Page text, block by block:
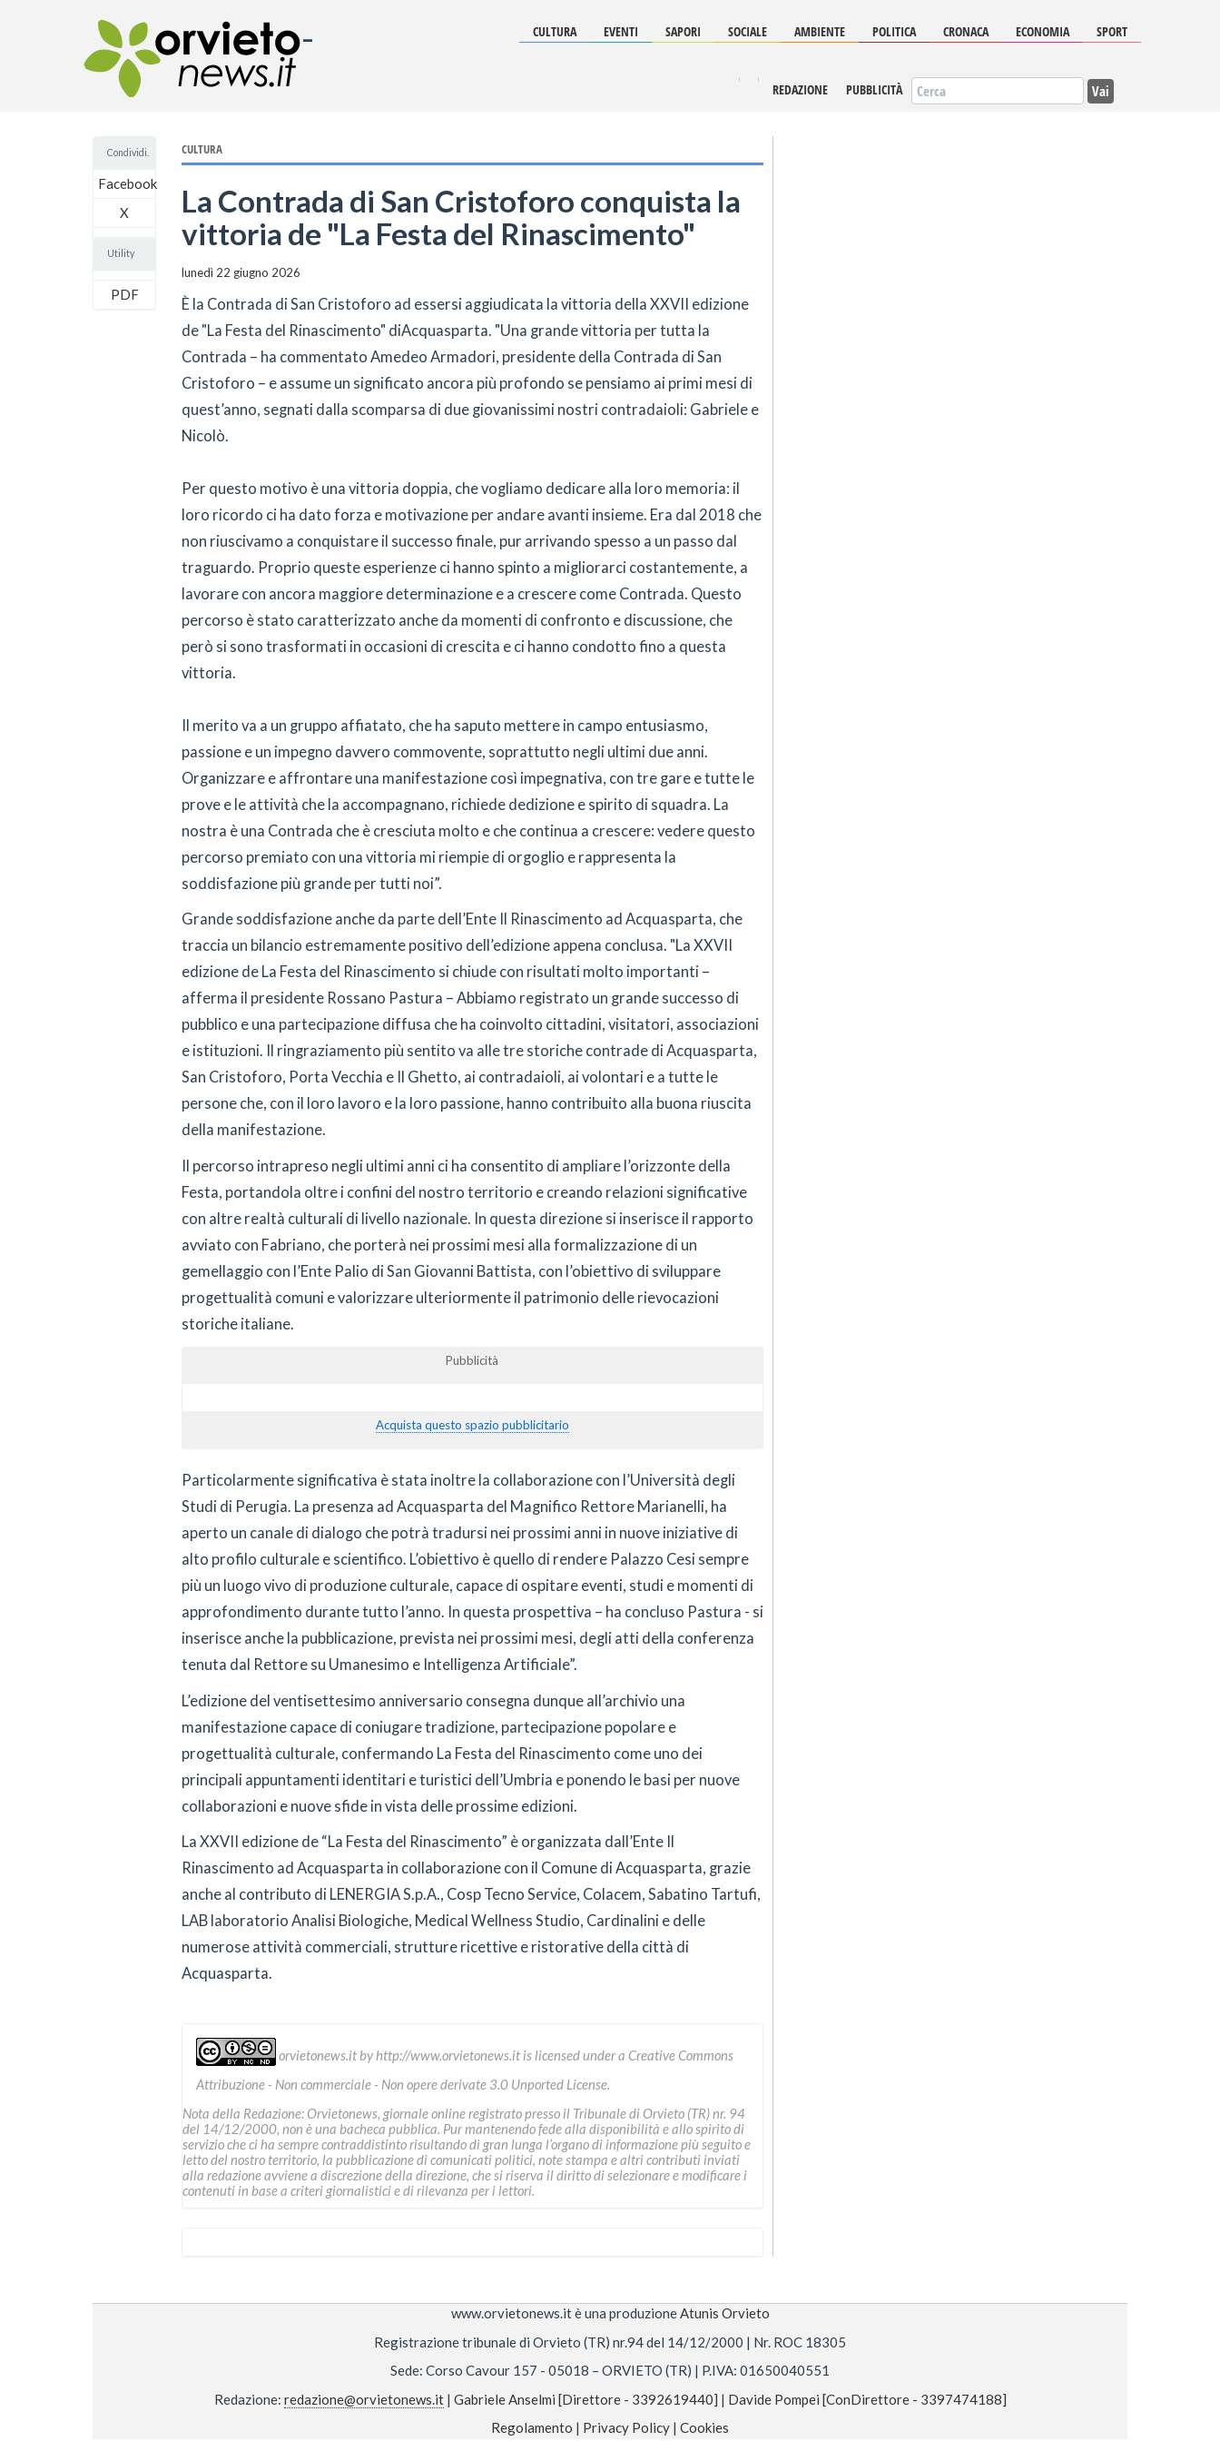
- CULTURA EVENTI SAPORI SOCIALE AMBIENTE POLITICA CRONACA ECONOMIA SPORT
REDAZIONE PUBBLICITÀ Vai
Condividi.
Facebook
X
Utility
PDF
CULTURA
La Contrada di San Cristoforo conquista la
vittoria de "La Festa del Rinascimento"
lunedì 22 giugno 2026
È la Contrada di San Cristoforo ad essersi aggiudicata la vittoria della XXVII edizione
de "La Festa del Rinascimento" diAcquasparta. "Una grande vittoria per tutta la
Contrada – ha commentato Amedeo Armadori, presidente della Contrada di San
Cristoforo – e assume un significato ancora più profondo se pensiamo ai primi mesi di
quest’anno, segnati dalla scomparsa di due giovanissimi nostri contradaioli: Gabriele e
Nicolò.
Per questo motivo è una vittoria doppia, che vogliamo dedicare alla loro memoria: il
loro ricordo ci ha dato forza e motivazione per andare avanti insieme. Era dal 2018 che
non riuscivamo a conquistare il successo finale, pur arrivando spesso a un passo dal
traguardo. Proprio queste esperienze ci hanno spinto a migliorarci costantemente, a
lavorare con ancora maggiore determinazione e a crescere come Contrada. Questo
percorso è stato caratterizzato anche da momenti di confronto e discussione, che
però si sono trasformati in occasioni di crescita e ci hanno condotto fino a questa
vittoria.
Il merito va a un gruppo affiatato, che ha saputo mettere in campo entusiasmo,
passione e un impegno davvero commovente, soprattutto negli ultimi due anni.
Organizzare e affrontare una manifestazione così impegnativa, con tre gare e tutte le
prove e le attività che la accompagnano, richiede dedizione e spirito di squadra. La
nostra è una Contrada che è cresciuta molto e che continua a crescere: vedere questo
percorso premiato con una vittoria mi riempie di orgoglio e rappresenta la
soddisfazione più grande per tutti noi”.
Grande soddisfazione anche da parte dell’Ente Il Rinascimento ad Acquasparta, che
traccia un bilancio estremamente positivo dell’edizione appena conclusa. "La XXVII
edizione de La Festa del Rinascimento si chiude con risultati molto importanti –
afferma il presidente Rossano Pastura – Abbiamo registrato un grande successo di
pubblico e una partecipazione diffusa che ha coinvolto cittadini, visitatori, associazioni
e istituzioni. Il ringraziamento più sentito va alle tre storiche contrade di Acquasparta,
San Cristoforo, Porta Vecchia e Il Ghetto, ai contradaioli, ai volontari e a tutte le
persone che, con il loro lavoro e la loro passione, hanno contribuito alla buona riuscita
della manifestazione.
Il percorso intrapreso negli ultimi anni ci ha consentito di ampliare l’orizzonte della
Festa, portandola oltre i confini del nostro territorio e creando relazioni significative
con altre realtà culturali di livello nazionale. In questa direzione si inserisce il rapporto
avviato con Fabriano, che porterà nei prossimi mesi alla formalizzazione di un
gemellaggio con l’Ente Palio di San Giovanni Battista, con l’obiettivo di sviluppare
progettualità comuni e valorizzare ulteriormente il patrimonio delle rievocazioni
storiche italiane.
Pubblicità
Acquista questo spazio pubblicitario
Particolarmente significativa è stata inoltre la collaborazione con l’Università degli
Studi di Perugia. La presenza ad Acquasparta del Magnifico Rettore Marianelli, ha
aperto un canale di dialogo che potrà tradursi nei prossimi anni in nuove iniziative di
alto profilo culturale e scientifico. L’obiettivo è quello di rendere Palazzo Cesi sempre
più un luogo vivo di produzione culturale, capace di ospitare eventi, studi e momenti di
approfondimento durante tutto l’anno. In questa prospettiva – ha concluso Pastura - si
inserisce anche la pubblicazione, prevista nei prossimi mesi, degli atti della conferenza
tenuta dal Rettore su Umanesimo e Intelligenza Artificiale”.
L’edizione del ventisettesimo anniversario consegna dunque all’archivio una
manifestazione capace di coniugare tradizione, partecipazione popolare e
progettualità culturale, confermando La Festa del Rinascimento come uno dei
principali appuntamenti identitari e turistici dell’Umbria e ponendo le basi per nuove
collaborazioni e nuove sfide in vista delle prossime edizioni.
La XXVII edizione de “La Festa del Rinascimento” è organizzata dall’Ente Il
Rinascimento ad Acquasparta in collaborazione con il Comune di Acquasparta, grazie
anche al contributo di LENERGIA S.p.A., Cosp Tecno Service, Colacem, Sabatino Tartufi,
LAB laboratorio Analisi Biologiche, Medical Wellness Studio, Cardinalini e delle
numerose attività commerciali, strutture ricettive e ristorative della città di
Acquasparta.
orvietonews.itby http://www.orvietonews.itis licensed under a Creative Commons
Attribuzione - Non commerciale - Non opere derivate 3.0 Unported License.
Nota della Redazione: Orvietonews, giornale online registrato presso il Tribunale di Orvieto (TR) nr. 94
del 14/12/2000, non è una bacheca pubblica. Pur mantenendo fede alla disponibilità e allo spirito di
servizio che ci ha sempre contraddistinto risultando di gran lunga l’organo di informazione più seguito e
letto del nostro territorio, la pubblicazione di comunicati politici, note stampa e altri contributi inviati
alla redazione avviene a discrezione della direzione, che si riserva il diritto di selezionare e modificare i
contenuti in base a criteri giornalistici e di rilevanza per i lettori.
www.orvietonews.it è una produzioneAtunis Orvieto
Registrazione tribunale di Orvieto (TR) nr.94 del 14/12/2000 | Nr. ROC 18305
Sede: Corso Cavour 157 - 05018 – ORVIETO (TR) | P.IVA: 01650040551
Redazione: redazione@orvietonews.it| Gabriele Anselmi [Direttore - 3392619440] | Davide Pompei [ConDirettore - 3397474188]
Regolamento | Privacy Policy | Cookies